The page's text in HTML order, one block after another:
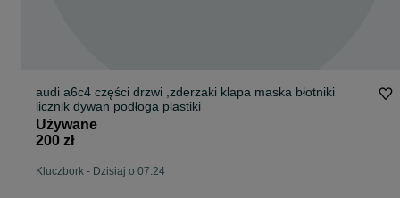
audi a6c4 części drzwi ,zderzaki klapa maska błotniki
licznik dywan podłoga plastiki
Używane
200 zł
Kluczbork - Dzisiaj o 07:24